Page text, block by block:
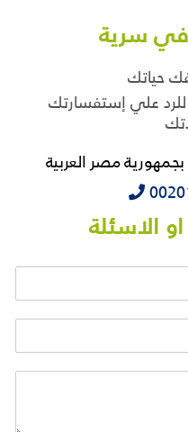
سرية
حياتك
علي إستفسارتك
مصر العربية
الاسئلة